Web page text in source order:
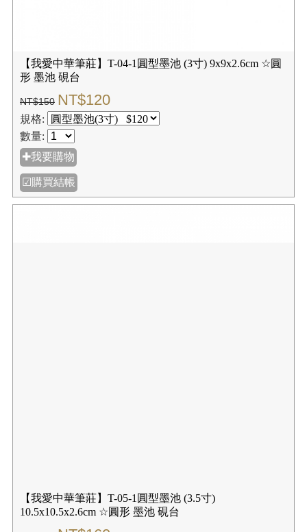
【我愛中華筆莊】T-04-1圓型墨池 (3寸) 9x9x2.6cm ☆圓
形 墨池 硯台
NT$150 NT$120
規格:
數量:
✚我要購物
☑購買結帳
【我愛中華筆莊】T-05-1圓型墨池 (3.5寸)
10.5x10.5x2.6cm ☆圓形 墨池 硯台